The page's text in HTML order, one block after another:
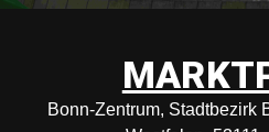
Bonn-Zentrum, Stadtbezirk